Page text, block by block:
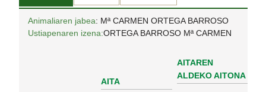
Animaliaren jabea: Mª CARMEN ORTEGA BARROSO
Ustiapenaren izena:ORTEGA BARROSO Mª CARMEN
AITA
AITAREN
ALDEKO AITONA